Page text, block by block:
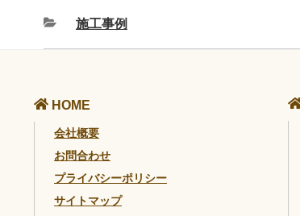
施工事例
HOME
会社概要
お問合わせ
プライバシーポリシー
サイトマップ